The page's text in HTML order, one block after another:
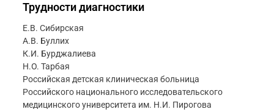
Трудности диагностики
Е.В. Сибирская
А.В. Буллих
К.И. Бурджалиева
Н.О. Тарбая
Российская детская клиническая больница
Российского национального исследовательского
медицинского университета им. Н.И. Пирогова